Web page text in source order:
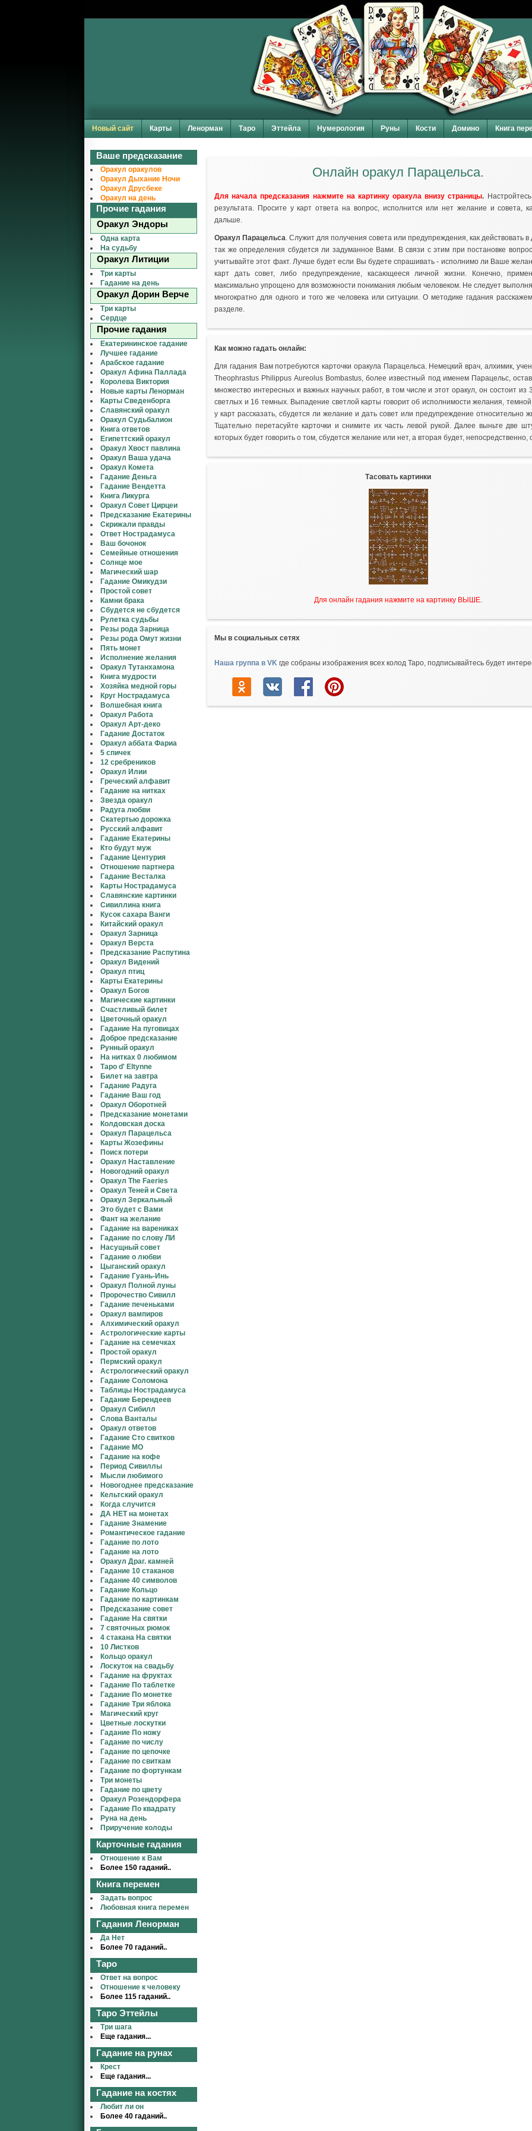
Новый сайт Карты Ленорман Таро Эттейла Нумерология Руны Кости Домино Книга
Онлайн оракул Парацельса.
Для начала предсказания нажмите на картинку оракула внизу страницы.
результата. Просите у карт ответа на вопрос, исполнится или нет желание и совета,
дальше.
Оракул Парацельса. Служит для получения совета или предупреждения, как действовать
так же определения сбудется ли задуманное Вами. В связи с этим при постановке
учитывайте этот факт. Лучше будет если Вы будете спрашивать - исполнимо ли Ваше
карт дать совет, либо предупреждение, касающееся личной жизни. Конечно,
максимально упрощено для возможности понимания любым человеком. Не следует
многократно для одного и того же человека или ситуации. О методике гадания
разделе.
Как можно гадать онлайн:
Для гадания Вам потребуются карточки оракула Парацельса. Немецкий врач, алхимик,
Theophrastus Philippus Aureolus Bombastus, более известный под именем Парацельс,
множество интересных и важных научных работ, в том числе и этот оракул, он состоит из
светлых и 16 темных. Выпадение светлой карты говорит об исполнимости желания,
у карт рассказать, сбудется ли желание и дать совет или предупреждение относительно
Тщательно перетасуйте карточки и снимите их часть левой рукой. Далее выньте две
которых будет говорить о том, сбудется желание или нет, а вторая будет, непосредственно,
Тасовать картинки
Для онлайн гадания нажмите на картинку ВЫШЕ.
Мы в социальных сетях
Наша группа в VK где собраны изображения всех колод Таро, подписывайтесь будет
Ваше предсказание
Оракул оракулов
Оракул Дыхание Ночи
Оракул Друсбеке
Оракул на день
Прочие гадания
Оракул Эндоры
Одна карта
На судьбу
Оракул Литиции
Три карты
Гадание на день
Оракул Дорин Верче
Три карты
Сердце
Прочие гадания
Екатерининское гадание
Лучшее гадание
Арабское гадание
Оракул Афина Паллада
Королева Виктория
Новые карты Ленорман
Карты Сведенборга
Славянский оракул
Оракул Судьбалион
Книга ответов
Египеттский оракул
Оракул Хвост павлина
Оракул Ваша удача
Оракул Комета
Гадание Деньга
Гадание Вендетта
Книга Ликурга
Оракул Совет Цирцеи
Предсказание Екатерины
Скрижали правды
Ответ Нострадамуса
Ваш бочонок
Семейные отношения
Солнце мое
Магический шар
Гадание Омикудзи
Простой совет
Камни брака
Сбудется не сбудется
Рулетка судьбы
Резы рода Зарница
Резы рода Омут жизни
Пять монет
Исполнение желания
Оракул Тутанхамона
Книга мудрости
Хозяйка медной горы
Круг Нострадамуса
Волшебная книга
Оракул Работа
Оракул Арт-деко
Гадание Достаток
Оракул аббата Фариа
5 спичек
12 сребреников
Оракул Илии
Греческий алфавит
Гадание на нитках
Звезда оракул
Радуга любви
Скатертью дорожка
Русский алфавит
Гадание Екатерины
Кто будут муж
Гадание Центурия
Отношение партнера
Гадание Весталка
Карты Нострадамуса
Славянские картинки
Сивиллина книга
Кусок сахара Ванги
Китайский оракул
Оракул Зарница
Оракул Верста
Предсказание Распутина
Оракул Видений
Оракул птиц
Карты Екатерины
Оракул Богов
Магические картинки
Счастливый билет
Цветочный оракул
Гадание На пуговицах
Доброе предсказание
Рунный оракул
На нитках 0 любимом
Таро d' Eltynne
Билет на завтра
Гадание Радуга
Гадание Ваш год
Оракул Оборотней
Предсказание монетами
Колдовская доска
Оракул Парацельса
Карты Жозефины
Поиск потери
Оракул Наставление
Новогодний оракул
Оракул The Faeries
Оракул Теней и Света
Оракул Зеркальный
Это будет с Вами
Фант на желание
Гадание на варениках
Гадание по слову ЛИ
Насущный совет
Гадание о любви
Цыганский оракул
Гадание Гуань-Инь
Оракул Полной луны
Пророчество Сивилл
Гадание печеньками
Оракул вампиров
Алхимический оракул
Астрологические карты
Гадание на семечках
Простой оракул
Пермский оракул
Астрологический оракул
Гадание Соломона
Таблицы Нострадамуса
Гадание Берендеев
Оракул Сибилл
Слова Ванталы
Оракул ответов
Гадание Сто свитков
Гадание МО
Гадание на кофе
Период Сивиллы
Мысли любимого
Новогоднее предсказание
Кельтский оракул
Когда случится
ДА НЕТ на монетах
Гадание Знамение
Романтическое гадание
Гадание по лото
Гадание на лото
Оракул Драг. камней
Гадание 10 стаканов
Гадание 40 символов
Гадание Кольцо
Гадание по картинкам
Предсказание совет
Гадание На святки
7 святочных рюмок
4 стакана На святки
10 Листков
Кольцо оракул
Лоскуток на свадьбу
Гадание на фруктах
Гадание По таблетке
Гадание По монетке
Гадание Три яблока
Магический круг
Цветные лоскутки
Гадание По ножу
Гадание по числу
Гадание по цепочке
Гадание по свиткам
Гадание по фортункам
Три монеты
Гадание по цвету
Оракул Розендорфера
Гадание По квадрату
Руна на день
Приручение колоды
Карточные гадания
Отношение к Вам
Более 150 гаданий..
Книга перемен
Задать вопрос
Любовная книга перемен
Гадания Ленорман
Да Нет
Более 70 гаданий..
Таро
Ответ на вопрос
Отношение к человеку
Более 115 гаданий..
Таро Эттейлы
Три шага
Еще гадания...
Гадание на рунах
Крест
Еще гадания...
Гадание на костях
Любит ли он
Более 40 гаданий..